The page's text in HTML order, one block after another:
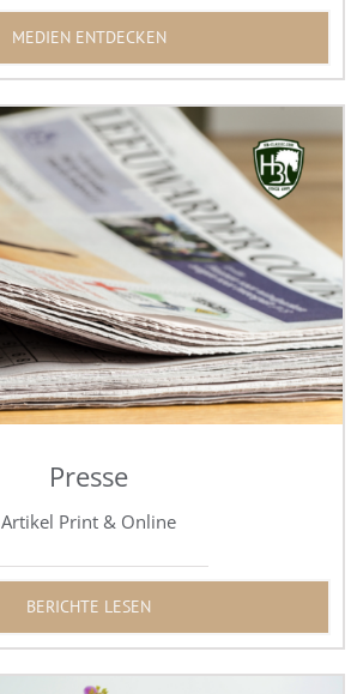
MEDIEN ENTDECKEN
Presse
Artikel Print & Online
BERICHTE LESEN